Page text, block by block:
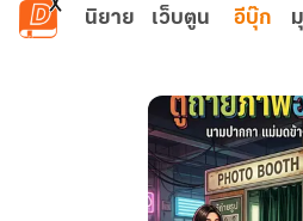
ข้ามไปยังเนื้อหาหลัก
นิยาย เว็บตูน อีบุ๊ก